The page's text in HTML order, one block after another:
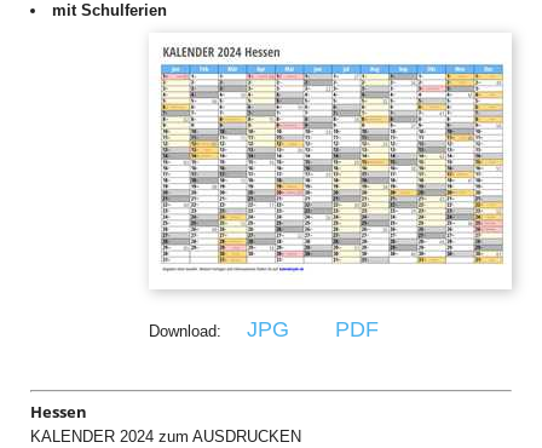
mit Schulferien
Download: JPG PDF
Hessen
KALENDER 2024 zum AUSDRUCKEN